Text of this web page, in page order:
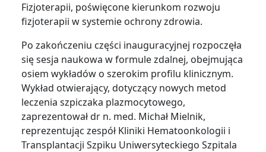
Fizjoterapii, poświęcone kierunkom rozwoju
fizjoterapii w systemie ochrony zdrowia.
Po zakończeniu części inauguracyjnej rozpoczęła
się sesja naukowa w formule zdalnej, obejmująca
osiem wykładów o szerokim profilu klinicznym.
Wykład otwierający, dotyczący nowych metod
leczenia szpiczaka plazmocytowego,
zaprezentował dr n. med. Michał Mielnik,
reprezentując zespół Kliniki Hematoonkologii i
Transplantacji Szpiku Uniwersyteckiego Szpitala